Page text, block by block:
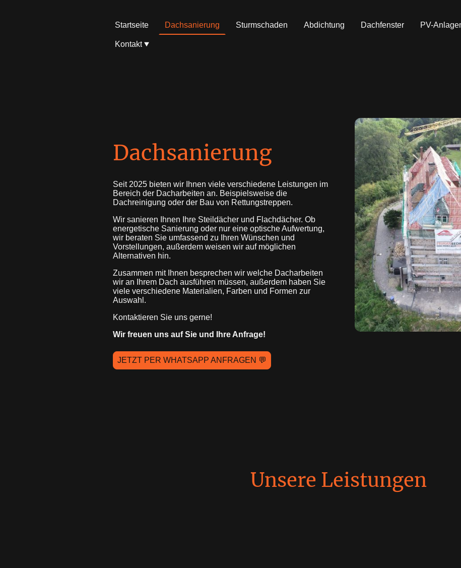
Startseite Dachsanierung Sturmschaden Abdichtung Dachfenster PV-
Kontakt
Dachsanierung
Seit 2025 bieten wir Ihnen viele verschiedene Leistungen im
Bereich der Dacharbeiten an. Beispielsweise die
Dachreinigung oder der Bau von Rettungstreppen.
Wir sanieren Ihnen Ihre Steildächer und Flachdächer. Ob
energetische Sanierung oder nur eine optische Aufwertung,
wir beraten Sie umfassend zu Ihren Wünschen und
Vorstellungen, außerdem weisen wir auf möglichen
Alternativen hin.
Zusammen mit Ihnen besprechen wir welche Dacharbeiten
wir an Ihrem Dach ausführen müssen, außerdem haben Sie
viele verschiedene Materialien, Farben und Formen zur
Auswahl.
Kontaktieren Sie uns gerne!
Wir freuen uns auf Sie und Ihre Anfrage!
JETZT PER WHATSAPP ANFRAGEN 💬
Unsere Leistungen